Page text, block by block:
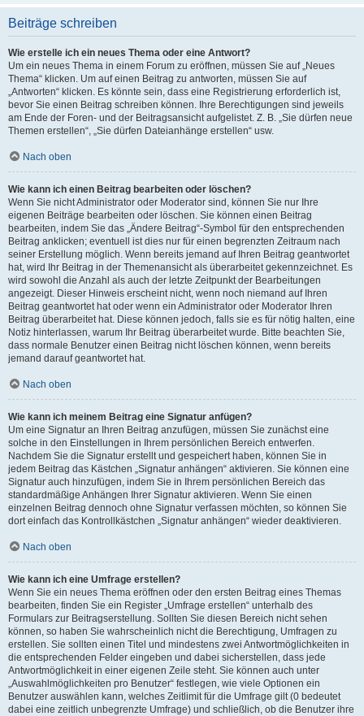
Beiträge schreiben
Wie erstelle ich ein neues Thema oder eine Antwort?
Um ein neues Thema in einem Forum zu eröffnen, müssen Sie auf „Neues
Thema“ klicken. Um auf einen Beitrag zu antworten, müssen Sie auf
„Antworten“ klicken. Es könnte sein, dass eine Registrierung erforderlich ist,
bevor Sie einen Beitrag schreiben können. Ihre Berechtigungen sind jeweils
am Ende der Foren- und der Beitragsansicht aufgelistet. Z. B. „Sie dürfen neue
Themen erstellen“, „Sie dürfen Dateianhänge erstellen“ usw.
Nach oben
Wie kann ich einen Beitrag bearbeiten oder löschen?
Wenn Sie nicht Administrator oder Moderator sind, können Sie nur Ihre
eigenen Beiträge bearbeiten oder löschen. Sie können einen Beitrag
bearbeiten, indem Sie das „Ändere Beitrag“-Symbol für den entsprechenden
Beitrag anklicken; eventuell ist dies nur für einen begrenzten Zeitraum nach
seiner Erstellung möglich. Wenn bereits jemand auf Ihren Beitrag geantwortet
hat, wird Ihr Beitrag in der Themenansicht als überarbeitet gekennzeichnet. Es
wird sowohl die Anzahl als auch der letzte Zeitpunkt der Bearbeitungen
angezeigt. Dieser Hinweis erscheint nicht, wenn noch niemand auf Ihren
Beitrag geantwortet hat oder wenn ein Administrator oder Moderator Ihren
Beitrag überarbeitet hat. Diese können jedoch, falls sie es für nötig halten, eine
Notiz hinterlassen, warum Ihr Beitrag überarbeitet wurde. Bitte beachten Sie,
dass normale Benutzer einen Beitrag nicht löschen können, wenn bereits
jemand darauf geantwortet hat.
Nach oben
Wie kann ich meinem Beitrag eine Signatur anfügen?
Um eine Signatur an Ihren Beitrag anzufügen, müssen Sie zunächst eine
solche in den Einstellungen in Ihrem persönlichen Bereich entwerfen.
Nachdem Sie die Signatur erstellt und gespeichert haben, können Sie in
jedem Beitrag das Kästchen „Signatur anhängen“ aktivieren. Sie können eine
Signatur auch hinzufügen, indem Sie in Ihrem persönlichen Bereich das
standardmäßige Anhängen Ihrer Signatur aktivieren. Wenn Sie einen
einzelnen Beitrag dennoch ohne Signatur verfassen möchten, so können Sie
dort einfach das Kontrollkästchen „Signatur anhängen“ wieder deaktivieren.
Nach oben
Wie kann ich eine Umfrage erstellen?
Wenn Sie ein neues Thema eröffnen oder den ersten Beitrag eines Themas
bearbeiten, finden Sie ein Register „Umfrage erstellen“ unterhalb des
Formulars zur Beitragserstellung. Sollten Sie diesen Bereich nicht sehen
können, so haben Sie wahrscheinlich nicht die Berechtigung, Umfragen zu
erstellen. Sie sollten einen Titel und mindestens zwei Antwortmöglichkeiten in
die entsprechenden Felder eingeben und dabei sicherstellen, dass jede
Antwortmöglichkeit in einer eigenen Zeile steht. Sie können auch unter
„Auswahlmöglichkeiten pro Benutzer“ festlegen, wie viele Optionen ein
Benutzer auswählen kann, welches Zeitlimit für die Umfrage gilt (0 bedeutet
dabei eine zeitlich unbegrenzte Umfrage) und schließlich, ob die Benutzer ihre